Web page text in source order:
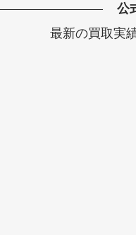
公
最新の買取実